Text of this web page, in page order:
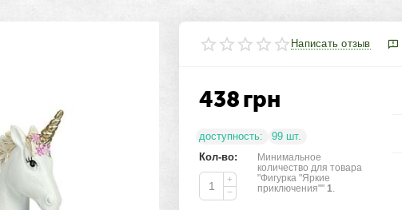
Написать отзыв
438грн
доступность:
99 шт.
Кол-во:
+
−
Минимальное
количество для товара
"Фигурка "Яркие
приключения""1.